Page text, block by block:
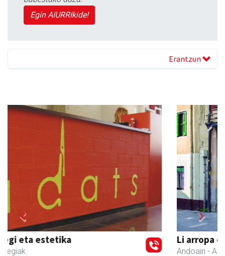
Egin AIURRIkide!
Erantzun
Li arropa eta osagarriak
Andoain
Previous Next